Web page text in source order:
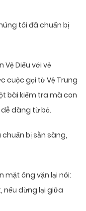
tôi đã chuẩn bị
Vệ Diểu với vẻ
cuộc gọi từ Vệ Trung
bài kiểm tra mà con
dàng từ bỏ.
chuẩn bị sẵn sàng,
mặt ông vặn lại nói:
nếu dừng lại giữa